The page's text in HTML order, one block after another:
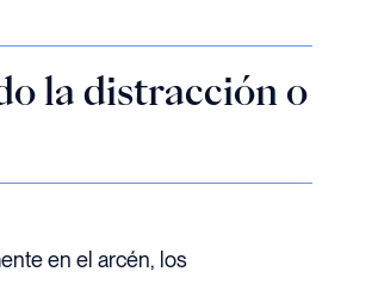
la distracción o
en el arcén, los